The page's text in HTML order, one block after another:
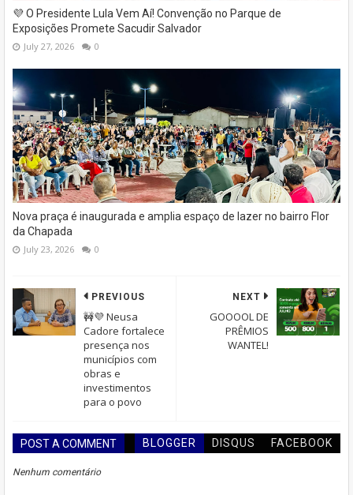
💜 O Presidente Lula Vem Aí! Convenção no Parque de
Exposições Promete Sacudir Salvador
July 27, 2026 0
Nova praça é inaugurada e amplia espaço de lazer no bairro Flor
da Chapada
July 23, 2026 0
NEXT
GOOOOL DE
PRÊMIOS
WANTEL!
PREVIOUS
🚧💜 Neusa
Cadore fortalece
presença nos
municípios com
obras e
investimentos
para o povo
POST A COMMENT BLOGGER DISQUS FACEBOOK
Nenhum comentário